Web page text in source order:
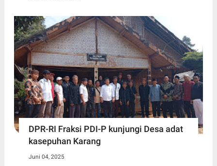
DPR-RI Fraksi PDI-P kunjungi Desa adat
kasepuhan Karang
Juni 04, 2025